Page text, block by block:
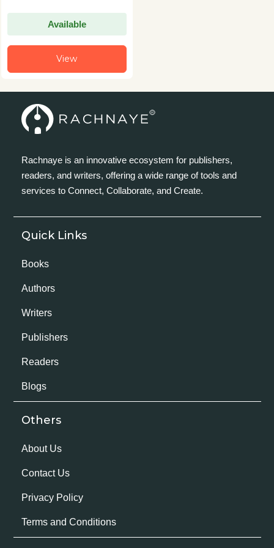
Available
View
Rachnaye is an innovative ecosystem for publishers,
readers, and writers, offering a wide range of tools and
services to Connect, Collaborate, and Create.
Quick Links
Books
Authors
Writers
Publishers
Readers
Blogs
Others
About Us
Contact Us
Privacy Policy
Terms and Conditions